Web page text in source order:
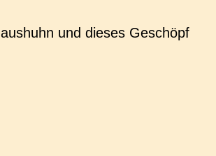
und dieses Geschöpf